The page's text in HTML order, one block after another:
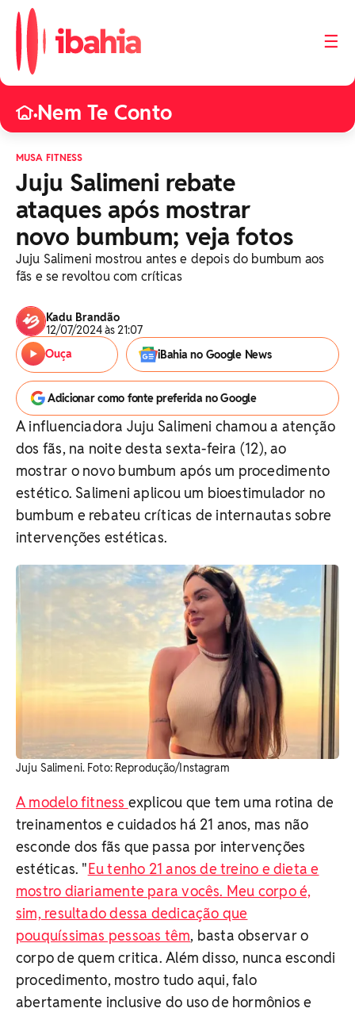
☰
•Nem Te Conto
MUSA FITNESS
Juju Salimeni rebate
ataques após mostrar
novo bumbum; veja fotos
Juju Salimeni mostrou antes e depois do bumbum aos
fãs e se revoltou com críticas
Kadu Brandão
12/07/2024 às 21:07
Ouça
iBahia no Google News
Adicionar como fonte preferida no Google
A influenciadora Juju Salimeni chamou a atenção
dos fãs, na noite desta sexta-feira (12), ao
mostrar o novo bumbum após um procedimento
estético. Salimeni aplicou um bioestimulador no
bumbum e rebateu críticas de internautas sobre
intervenções estéticas.
Juju Salimeni. Foto: Reprodução/Instagram
A modelo fitness explicou que tem uma rotina de
treinamentos e cuidados há 21 anos, mas não
esconde dos fãs que passa por intervenções
estéticas. "Eu tenho 21 anos de treino e dieta e
mostro diariamente para vocês. Meu corpo é,
sim, resultado dessa dedicação que
pouquíssimas pessoas têm, basta observar o
corpo de quem critica. Além disso, nunca escondi
procedimento, mostro tudo aqui, falo
abertamente inclusive do uso de hormônios e